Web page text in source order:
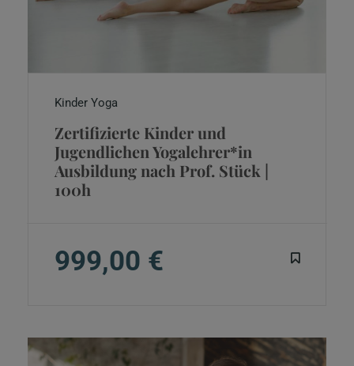
Kinder Yoga
Zertifizierte Kinder und
Jugendlichen Yogalehrer*in
Ausbildung nach Prof. Stück |
100h
999,00 €